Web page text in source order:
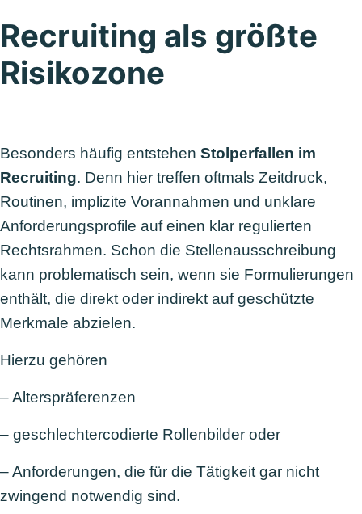
Recruiting als größte
Risikozone
Besonders häufig entstehen Stolperfallen im
Recruiting. Denn hier treffen oftmals Zeitdruck,
Routinen, implizite Vorannahmen und unklare
Anforderungsprofile auf einen klar regulierten
Rechtsrahmen. Schon die Stellenausschreibung
kann problematisch sein, wenn sie Formulierungen
enthält, die direkt oder indirekt auf geschützte
Merkmale abzielen.
Hierzu gehören
– Alterspräferenzen
– geschlechtercodierte Rollenbilder oder
– Anforderungen, die für die Tätigkeit gar nicht
zwingend notwendig sind.